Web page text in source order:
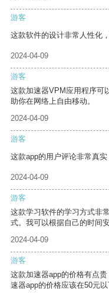
游客
这款软件的设计非常人性化
2024-04-09
游客
这款加速器VPM应用程序可
助你在网络上自由移动。
2024-04-09
游客
这款app的用户评论非常真实
2024-04-09
游客
这款学习软件的学习方式非
式。我可以根据自己的时间
2024-04-09
游客
这款加速器app的价格有点
速器app的价格应该在50元以